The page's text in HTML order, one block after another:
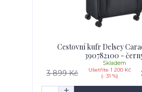
Cestovní kufr Delsey
390782100 -
3 899 Kč
Ušetříte 1 200 Kč
(- 31 %)
Skladem